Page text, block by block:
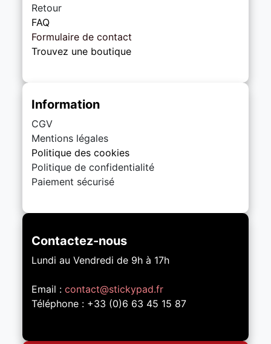
Retour
FAQ
Formulaire de contact
Trouvez une boutique
Information
CGV
Mentions légales
Politique des cookies
Politique de confidentialité
Paiement sécurisé
Contactez-nous
Lundi au Vendredi de 9h à 17h
Email :contact@stickypad.fr
Téléphone : +33 (0)6 63 45 15 87